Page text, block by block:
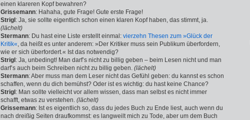
einen klareren Kopf bewahren?
Grissemann: Hahaha, gute Frage! Gute erste Frage!
Strigl : Ja, sie sollte eigentlich schon einen klaren Kopf haben, das stimmt, ja.
(lächelt)
Stermann: Du hast eine Liste erstellt einmal: vierzehn Thesen zum »Glück der
Kritik«, da heißt es unter anderem: »Der Kritiker muss sein Publikum überfordern,
wie er sich überfordert.« Ist das notwendig?
Strigl : Ja, unbedingt! Man darf’s nicht zu billig geben – beim Lesen nicht und man
darf’s auch beim Schreiben nicht zu billig geben. (lächelt)
Stermann: Aber muss man dem Leser nicht das Gefühl geben: du kannst es schon
schaffen, wenn du dich bemühst? Oder ist es wichtig: du hast keine Chance?
Strigl : Man sollte vielleicht vor allem wissen, dass man selbst es nicht immer
schafft, etwas zu verstehen. (lächelt)
Grissemann: Ist es eigentlich so, dass du jedes Buch zu Ende liest, auch wenn du
nach dreißig Seiten draufkommst: es langweilt mich zu Tode, aber um dem Buch